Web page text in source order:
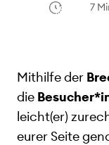
7
Mithilfe der
die
leicht(er)
eurer Seite